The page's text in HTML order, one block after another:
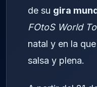
de su gira
FOtoS World
natal y en la
salsa y plena.